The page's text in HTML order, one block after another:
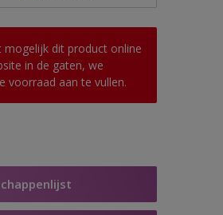
dit product online
in de gaten, we
voorraad aan te vullen.